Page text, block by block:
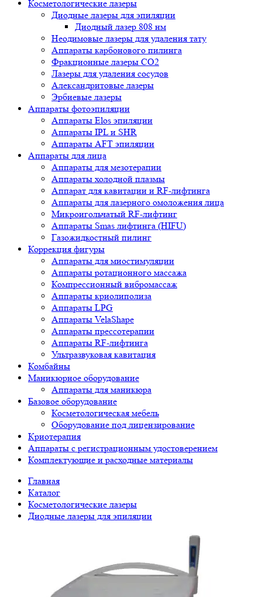
Косметологические лазеры
Диодные лазеры для эпиляции
Диодный лазер 808 нм
Неодимовые лазеры для удаления тату
Аппараты карбонового пилинга
Фракционные лазеры CO2
Лазеры для удаления сосудов
Александритовые лазеры
Эрбиевые лазеры
Аппараты фотоэпиляции
Аппараты Elos эпиляции
Аппараты IPL и SHR
Аппараты AFT эпиляции
Аппараты для лица
Аппараты для мезотерапии
Аппараты холодной плазмы
Аппарат для кавитации и RF-лифтинга
Аппараты для лазерного омоложения лица
Микроигольчатый RF-лифтинг
Аппараты Smas лифтинга (HIFU)
Газожидкостный пилинг
Коррекция фигуры
Аппараты для миостимуляции
Аппараты ротационного массажа
Компрессионный вибромассаж
Аппараты криолиполиза
Аппараты LPG
Аппараты VelaShape
Аппараты прессотерапии
Аппараты RF-лифтинга
Ультразвуковая кавитация
Комбайны
Маникюрное оборудование
Аппараты для маникюра
Базовое оборудование
Косметологическая мебель
Оборудование под лицензирование
Криотерапия
Аппараты c регистрационным удостоверением
Комплектующие и расходные материалы
Главная
Каталог
Косметологические лазеры
Диодные лазеры для эпиляции